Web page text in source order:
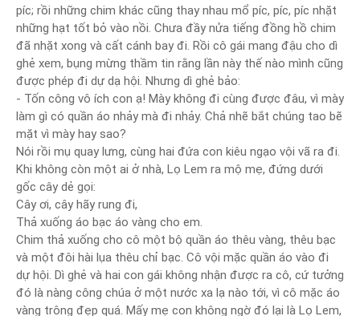
píc; rồi những chim khác cũng thay nhau mổ píc, píc, píc nhặt
những hạt tốt bỏ vào nồi. Chưa đầy nửa tiếng đồng hồ chim
đã nhặt xong và cất cánh bay đi. Rồi cô gái mang đậu cho dì
ghẻ xem, bụng mừng thầm tin rằng lần này thế nào mình cũng
được phép đi dự dạ hội. Nhưng dì ghẻ bảo:
- Tốn công vô ích con ạ! Mày không đi cùng được đâu, vì mày
làm gì có quần áo nhảy mà đi nhảy. Chả nhẽ bắt chúng tao bẽ
mặt vì mày hay sao?
Nói rồi mụ quay lưng, cùng hai đứa con kiêu ngạo vội vã ra đi.
Khi không còn một ai ở nhà, Lọ Lem ra mộ mẹ, đứng dưới
gốc cây dẻ gọi:
Cây ơi, cây hãy rung đi,
Thả xuống áo bạc áo vàng cho em.
Chim thả xuống cho cô một bộ quần áo thêu vàng, thêu bạc
và một đôi hài lụa thêu chỉ bạc. Cô vội mặc quần áo vào đi
dự hội. Dì ghẻ và hai con gái không nhận được ra cô, cứ tưởng
đó là nàng công chúa ở một nước xa lạ nào tới, vì cô mặc áo
vàng trông đẹp quá. Mấy mẹ con không ngờ đó lại là Lọ Lem,